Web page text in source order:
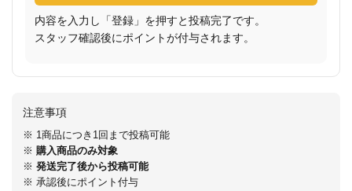
内容を入力し「登録」を押すと投稿完了です。
スタッフ確認後にポイントが付与されます。
注意事項
※ 1商品につき1回まで投稿可能
※ 購入商品のみ対象
※ 発送完了後から投稿可能
※ 承認後にポイント付与